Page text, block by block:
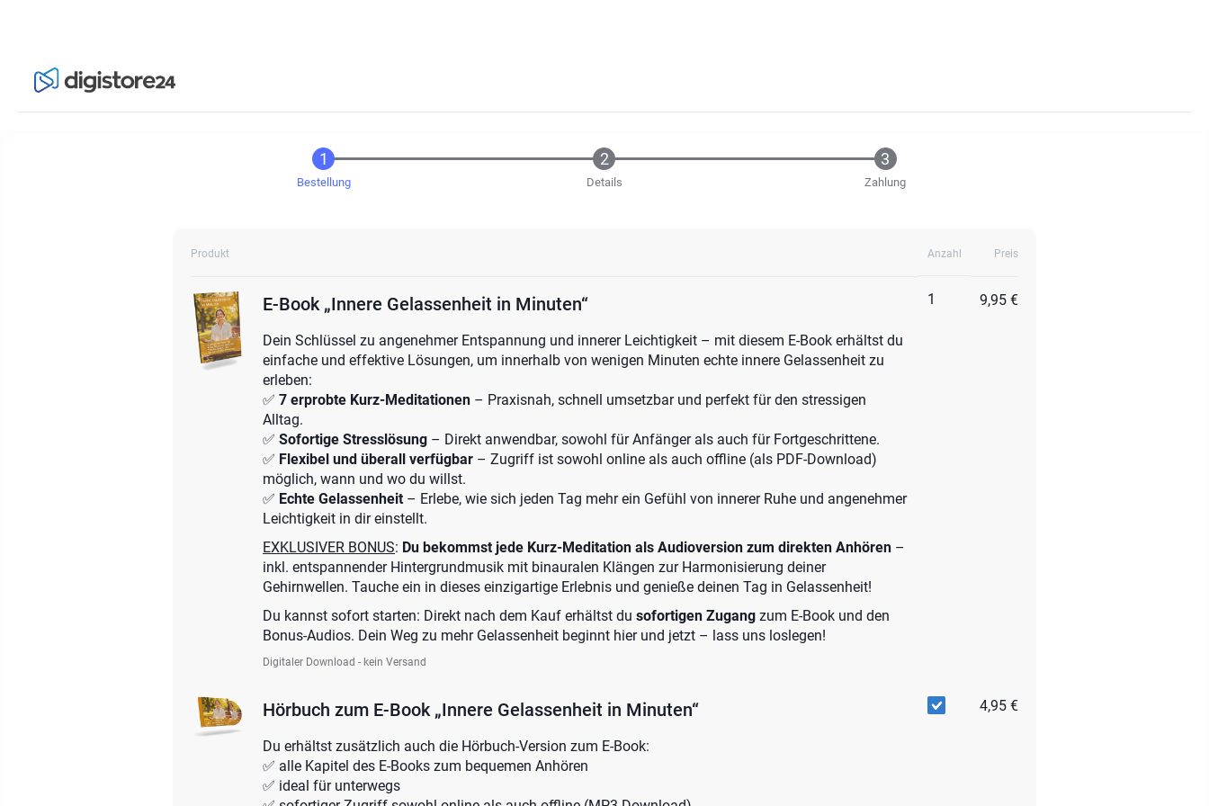
Bestellung Details Zahlung
Produkt Anzahl Preis
E-Book „Innere Gelassenheit in Minuten“
Dein Schlüssel zu angenehmer Entspannung und innerer Leichtigkeit – mit diesem E-Book erhältst du
einfache und effektive Lösungen, um innerhalb von wenigen Minuten echte innere Gelassenheit zu
erleben:
✅ 7 erprobte Kurz-Meditationen – Praxisnah, schnell umsetzbar und perfekt für den stressigen
Alltag.
✅ Sofortige Stresslösung – Direkt anwendbar, sowohl für Anfänger als auch für Fortgeschrittene.
✅ Flexibel und überall verfügbar – Zugriff ist sowohl online als auch offline (als PDF-Download)
möglich, wann und wo du willst.
✅ Echte Gelassenheit – Erlebe, wie sich jeden Tag mehr ein Gefühl von innerer Ruhe und angenehmer
Leichtigkeit in dir einstellt.
EXKLUSIVER BONUS: Du bekommst jede Kurz-Meditation als Audioversion zum direkten Anhören –
inkl. entspannender Hintergrundmusik mit binauralen Klängen zur Harmonisierung deiner
Gehirnwellen. Tauche ein in dieses einzigartige Erlebnis und genieße deinen Tag in Gelassenheit!
Du kannst sofort starten: Direkt nach dem Kauf erhältst du sofortigen Zugang zum E-Book und den
Bonus-Audios. Dein Weg zu mehr Gelassenheit beginnt hier und jetzt – lass uns loslegen!
Digitaler Download - kein Versand
1 9,95 €
Hörbuch zum E-Book „Innere Gelassenheit in Minuten“
Du erhältst zusätzlich auch die Hörbuch-Version zum E-Book:
✅ alle Kapitel des E-Books zum bequemen Anhören
✅ ideal für unterwegs
4,95 €